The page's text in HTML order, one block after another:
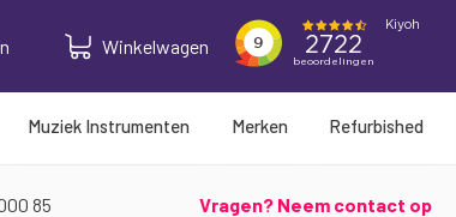
Winkelwagen
Muziek Instrumenten Merken Refurbished
85 Vragen? Neem contact op